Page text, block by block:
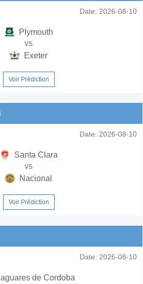
Date: 2026-08-10
Plymouth
vs
Exeter
Voir Prédiction
Date: 2026-08-10
Santa Clara
vs
Nacional
Voir Prédiction
Date: 2026-08-10
de Cordoba